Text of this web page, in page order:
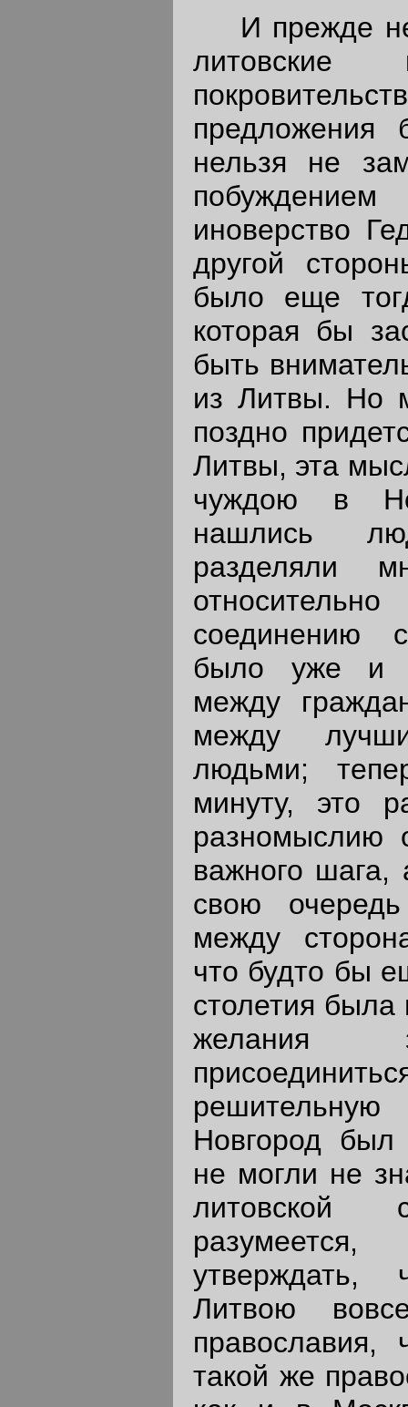
И прежде
литовские
предложения
нельзя не
иноверство
другой
было еще
которая бы
быть
из Литвы. Но
поздно
Литвы, эта
чуждою в
нашлись
разделяли
соединению
было уже и
между
между
людьми;
минуту, это
разномыслию
важного шага,
свою
между
что будто бы
столетия была
желания
Новгород
не могли не
литовской
Литвою
такой же